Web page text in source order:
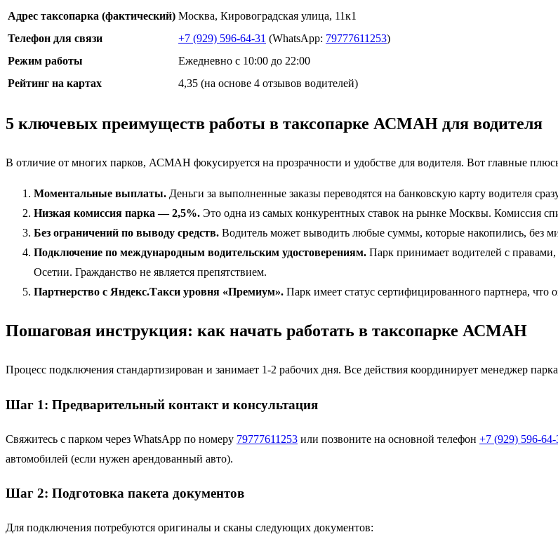
Адрес таксопарка (фактический) Москва, Кировоградская улица, 11к1
Телефон для связи
+7 (929) 596-64-31 (WhatsApp: 79777611253)
Режим работы
Ежедневно с 10:00 до 22:00
Рейтинг на картах
4,35 (на основе 4 отзывов водителей)
5 ключевых преимуществ работы в таксопарке АСМАН для водителя
В отличие от многих парков, АСМАН фокусируется на прозрачности и удобстве для водителя. Вот главные
Моментальные выплаты. Деньги за выполненные заказы переводятся на банковскую карту водителя
Низкая комиссия парка — 2,5%. Это одна из самых конкурентных ставок на рынке Москвы. Комиссия
Без ограничений по выводу средств. Водитель может выводить любые суммы, которые накопились, без
Подключение по международным водительским удостоверениям. Парк принимает водителей с
Осетии. Гражданство не является препятствием.
Партнерство с Яндекс.Такси уровня «Премиум». Парк имеет статус сертифицированного партнера, что
Пошаговая инструкция: как начать работать в таксопарке АСМАН
Процесс подключения стандартизирован и занимает 1-2 рабочих дня. Все действия координирует менеджер
Шаг 1: Предварительный контакт и консультация
Свяжитесь с парком через WhatsApp по номеру 79777611253 или позвоните на основной телефон +7 (929) 596-64-
автомобилей (если нужен арендованный авто).
Шаг 2: Подготовка пакета документов
Для подключения потребуются оригиналы и сканы следующих документов: